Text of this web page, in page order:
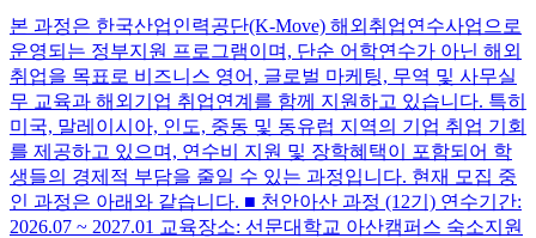
본 과정은 한국산업인력공단(K-Move) 해외취업연수사업으로
운영되는 정부지원 프로그램이며, 단순 어학연수가 아닌 해외
취업을 목표로 비즈니스 영어, 글로벌 마케팅, 무역 및 사무실
무 교육과 해외기업 취업연계를 함께 지원하고 있습니다. 특히
미국, 말레이시아, 인도, 중동 및 동유럽 지역의 기업 취업 기회
를 제공하고 있으며, 연수비 지원 및 장학혜택이 포함되어 학
생들의 경제적 부담을 줄일 수 있는 과정입니다. 현재 모집 중
인 과정은 아래와 같습니다. ■ 천안아산 과정 (12기) 연수기간:
2026.07 ~ 2027.01 교육장소: 선문대학교 아산캠퍼스 숙소지원